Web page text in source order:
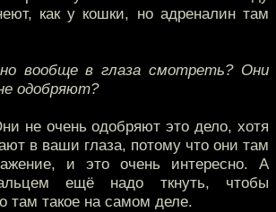
как у кошки, но адреналин там
вообще в глаза смотреть? Они
одобряют?
не очень одобряют это дело, хотя
в ваши глаза, потому что они там
и это очень интересно. А
ещё надо ткнуть, чтобы
там такое на самом деле.